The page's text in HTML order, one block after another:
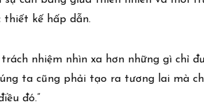
kế hấp dẫn.
nhiệm nhìn xa hơn những gì chỉ
ta cũng phải tạo ra tương lai mà
đó.”